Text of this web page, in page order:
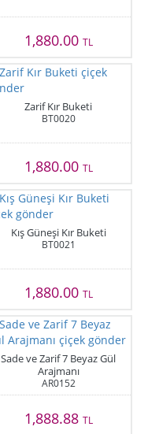
1,880.00 TL
Zarif Kır Buketi
BT0020
1,880.00 TL
Kış Güneşi Kır Buketi
BT0021
1,880.00 TL
Sade ve Zarif 7 Beyaz Gül
Arajmanı
AR0152
1,888.88 TL